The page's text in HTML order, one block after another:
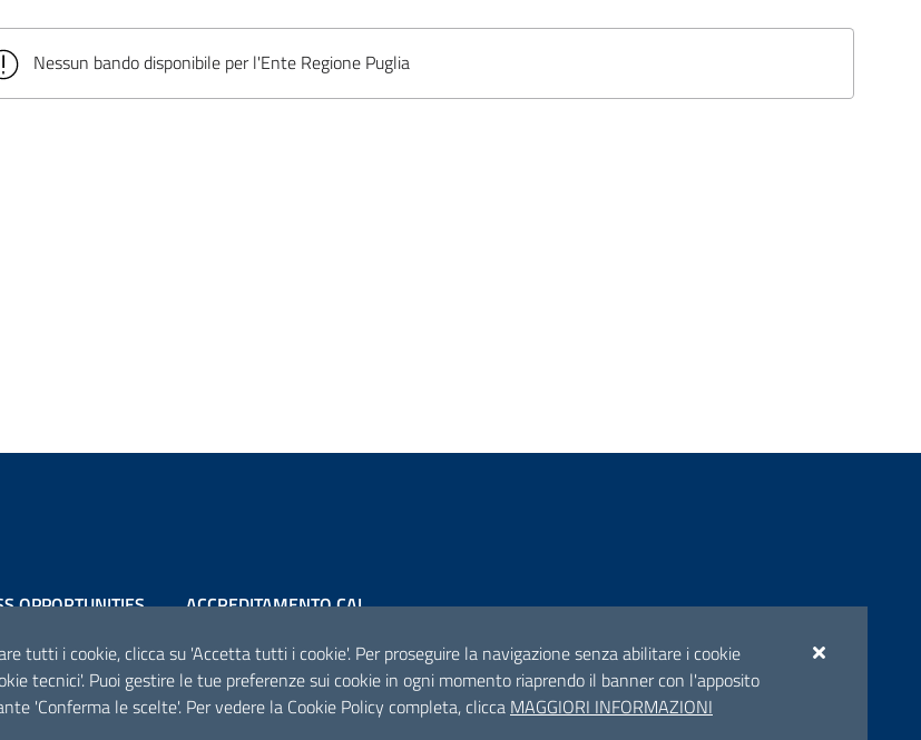
tutti i cookie, clicca su 'Accetta tutti i cookie'. Per proseguire la navigazione senza abilitare i cookie
tecnici'. Puoi gestire le tue preferenze sui cookie in ogni momento riaprendo il banner con l'apposito
'Conferma le scelte'. Per vedere la Cookie Policy completa, clicca MAGGIORI INFORMAZIONI
Nessun bando disponibile per l'Ente Regione Puglia
OPPORTUNITIES
ACCREDITAMENTO CAI
Scheda informativa accreditamento